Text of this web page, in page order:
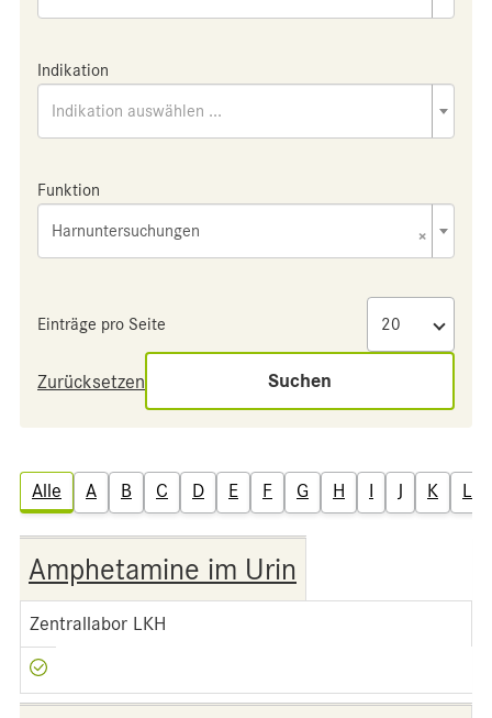
Indikation
Indikation auswählen ...
Funktion
×
Harnuntersuchungen
Einträge pro Seite
Zurücksetzen Suchen
Alle A B C D E F G H I J K L
Amphetamine im Urin
Zentrallabor LKH